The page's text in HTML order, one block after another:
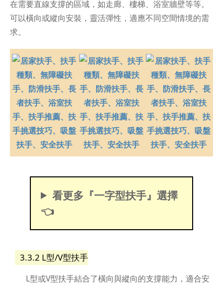
在需要直線支撐的區域，如走廊、樓梯、浴室牆壁等等。
可以橫向或縱向安裝，靈活彈性，適應不同空間情境的需
求。
看更多『一字型扶手』選擇
👈
3.3.2 L型/V型扶手
L型或V型扶手結合了橫向與縱向的支撐能力，適合安